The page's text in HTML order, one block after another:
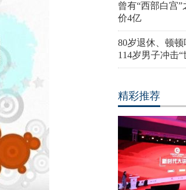
曾有“西部白宫
价4亿
80岁退休、顿
114岁男子冲击
精彩推荐